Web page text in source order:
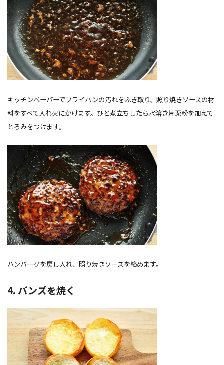
キッチンペーパーでフライパンの汚れをふき取り、照り焼きソースの材
料をすべて入れ火にかけます。ひと煮立ちしたら水溶き片栗粉を加えて
とろみをつけます。
ハンバーグを戻し入れ、照り焼きソースを絡めます。
4. バンズを焼く